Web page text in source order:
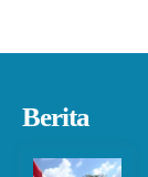
Berita